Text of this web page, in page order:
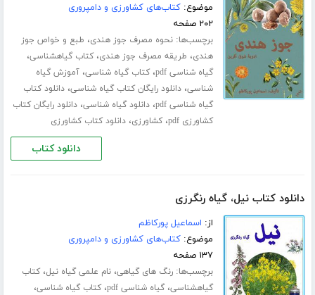
موضوع:کتاب‌های کشاورزی و دامپروری
۲۰۲ صفحه
برچسب‌ها:نحوه مصرف جوز هندی، طبع و خواص جوز
هندی، طریقه مصرف جوز هندی،کتاب گیاهشناسی،
گیاه شناسی pdf ،کتاب گیاه شناسی،آموزش گیاه
شناسی،دانلود رایگان کتاب گیاه شناسی،دانلود کتاب
گیاه شناسی pdf
،دانلود گیاه شناسی،دانلود رایگان کتاب
کشاورزی pdf
،کشاورزی،دانلود کتاب کشاورزی
دانلود کتاب
دانلود کتاب نیل، گیاه رنگرزی
از: اسماعیل پورکاظم
موضوع:کتاب‌های کشاورزی و دامپروری
۱۳۷ صفحه
برچسب‌ها:رنگ های گیاهی،نام علمی گیاه نیل،کتاب
گیاهشناسی،گیاه شناسی pdf ،کتاب گیاه شناسی،